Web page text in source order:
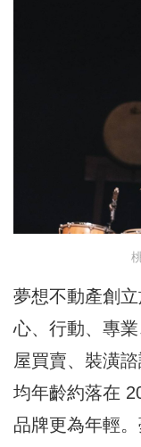
夢想不動產創
心、行動、專
屋買賣、裝潢
均年齡約落在
品牌更為年輕